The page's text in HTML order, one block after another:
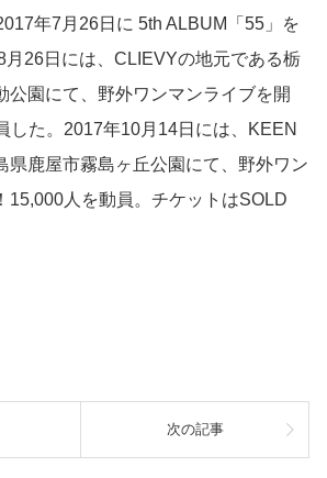
年7月26日に 5th ALBUM「55」を
月26日には、CLIEVYの地元である栃
公園にて、野外ワンマンライブを開
した。2017年10月14日には、KEEN
県鹿屋市霧島ヶ丘公園にて、野外ワン
15,000人を動員。チケットはSOLD
次の記事